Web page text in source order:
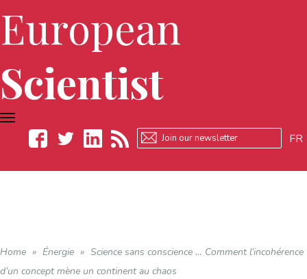
European
Scientist
FR
TOGGLE
NAVIGATION
Home » Énergie » Science sans conscience … Comment l’incohérence
d’un concept mène un continent au chaos